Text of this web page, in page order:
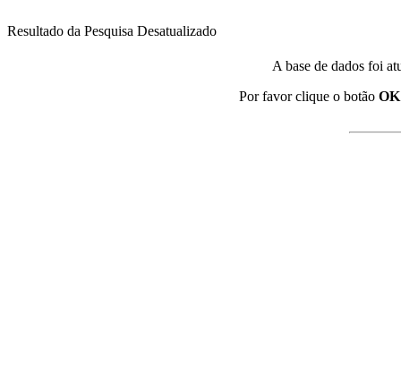
Resultado da Pesquisa Desatualizado
A base de dados foi
Por favor clique o botão OK